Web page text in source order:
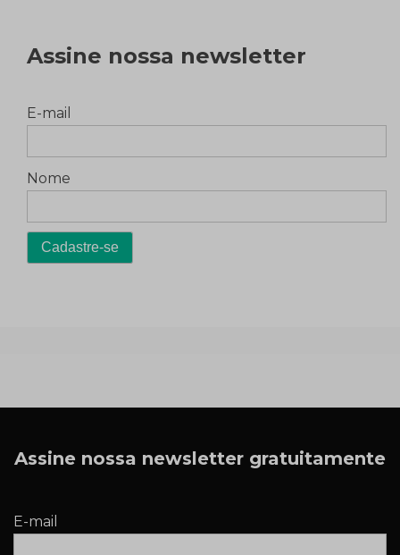
Assine nossa newsletter
E-mail
Nome
Assine nossa newsletter gratuitamente
E-mail